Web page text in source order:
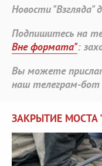
Новости "Взгляда"
Подпишитесь на
Вне формата":
Вы можете
наш телеграм-бот
ЗАКРЫТИЕ МОСТА